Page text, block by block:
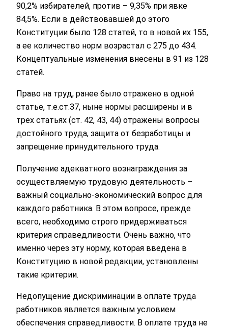
90,2% избирателей, против – 9,35% при явке
84,5%. Если в действовавшей до этого
Конституции было 128 статей, то в новой их 155,
а ее количество норм возрастал с 275 до 434.
Концептуальные изменения внесены в 91 из 128
статей.
Право на труд, ранее было отражено в одной
статье, т.е.ст.37, ныне нормы расширены и в
трех статьях (ст. 42, 43, 44) отражены вопросы
достойного труда, защита от безработицы и
запрещение принудительного труда.
Получение адекватного вознаграждения за
осуществляемую трудовую деятельность –
важный социально-экономический вопрос для
каждого работника. В этом вопросе, прежде
всего, необходимо строго придерживаться
критерия справедливости. Очень важно, что
именно через эту норму, которая введена в
Конституцию в новой редакции, установлены
такие критерии.
Недопущение дискриминации в оплате труда
работников является важным условием
обеспечения справедливости. В оплате труда не